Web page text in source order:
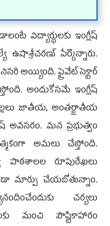
విద్యార్థులకు ఇంగ్లీష్‌
ఉషాశ్రీచరణ్‌ పేర్కొన్నారు.
అయ్యింది. ప్రైవేట్ సెక్టార్‌
అందుకోసమే ఇంగ్లీష్‌
జాతీయ, అంతర్జాతీయ
మన ప్రభుత్వం
అమలు చేస్తోంది.
పాఠశాలల రూపురేఖలు
మార్పు చేయబోతున్నాం.
చర్యలు
మంచి పౌష్టికాహారం